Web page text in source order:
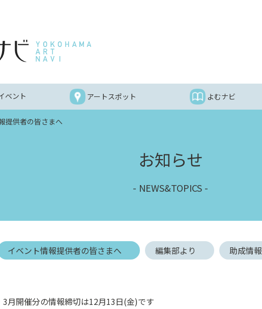
ベント アートスポット よむナビ
提供者の皆さまへ
お知らせ
NEWS&TOPICS
イベント情報提供者の皆さまへ 編集部より 助成情報
3月開催分の情報締切は12月13日(金)です